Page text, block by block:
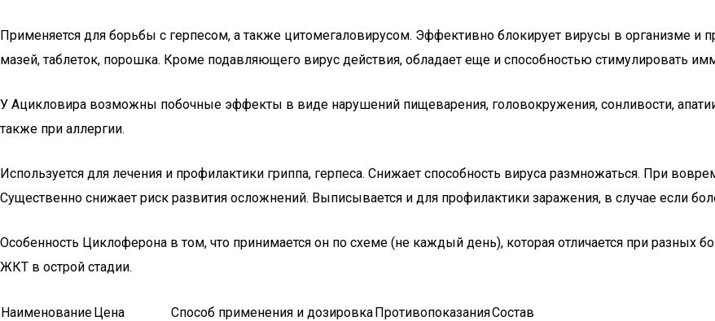
Применяется для борьбы с герпесом, а также цитомегаловирусом. Эффективно блокирует вирусы в организме и
мазей, таблеток, порошка. Кроме подавляющего вирус действия, обладает еще и способностью стимулировать
У Ацикловира возможны побочные эффекты в виде нарушений пищеварения, головокружения, сонливости,
также при аллергии.
Используется для лечения и профилактики гриппа, герпеса. Снижает способность вируса размножаться. При
Существенно снижает риск развития осложнений. Выписывается и для профилактики заражения, в случае если
Особенность Циклоферона в том, что принимается он по схеме (не каждый день), которая отличается при разных
ЖКТ в острой стадии.
НаименованиеЦена Способ применения и дозировкаПротивопоказанияСостав